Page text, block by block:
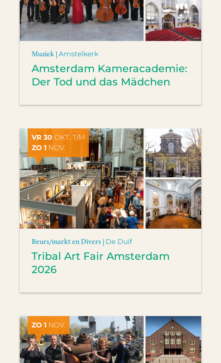
Muziek |Amstelkerk
Amsterdam Kameracademie:
Der Tod und das Mädchen
VR 30 OKT. T/M
ZO 1 NOV.
Beurs/markt en Divers | De Duif
Tribal Art Fair Amsterdam
2026
ZO 1 NOV.